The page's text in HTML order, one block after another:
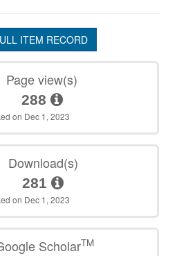
ITEM RECORD
Page view(s)
288
on Dec 1, 2023
Download(s)
281
on Dec 1, 2023
ScholarTM